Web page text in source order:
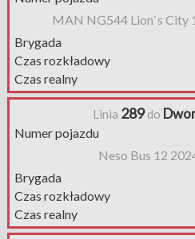
MAN NG544 Lion`s City
Brygada
Czas rozkładowy
Czas realny
Linia 289do
Numer pojazdu
Neso Bus 12
Brygada
Czas rozkładowy
Czas realny